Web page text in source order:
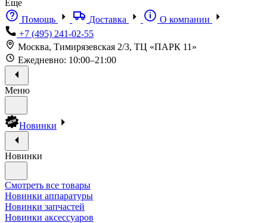
Еще
Помощь
Доставка
О компании
+7 (495) 241-02-55
Москва, Тимирязевская 2/3, ТЦ «ПАРК 11»
Ежедневно: 10:00–21:00
Меню
Новинки
Новинки
Смотреть все товары
Новинки аппаратуры
Новинки запчастей
Новинки аксессуаров